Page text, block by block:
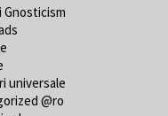
Gnosticism
universale
@ro